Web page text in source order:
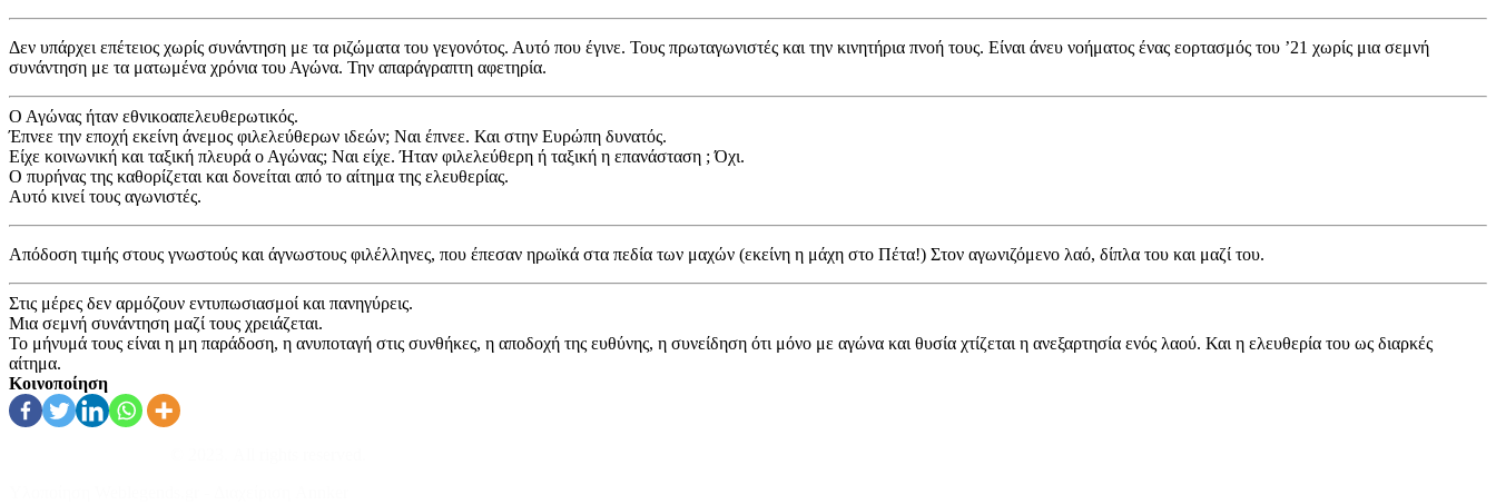
Δεν υπάρχει επέτειος χωρίς συνάντηση με τα ριζώματα του γεγονότος. Αυτό που έγινε. Τους πρωταγωνιστές και την κινητήρια πνοή τους. Είναι άνευ νοήματος ένας εορτασμός του ’21 χωρίς μια σεμνή
συνάντηση με τα ματωμένα χρόνια του Αγώνα. Την απαράγραπτη αφετηρία.
Ο Αγώνας ήταν εθνικοαπελευθερωτικός.
Έπνεε την εποχή εκείνη άνεμος φιλελεύθερων ιδεών; Ναι έπνεε. Και στην Ευρώπη δυνατός.
Είχε κοινωνική και ταξική πλευρά ο Αγώνας; Ναι είχε. Ήταν φιλελεύθερη ή ταξική η επανάσταση ; Όχι.
Ο πυρήνας της καθορίζεται και δονείται από το αίτημα της ελευθερίας.
Αυτό κινεί τους αγωνιστές.
Απόδοση τιμής στους γνωστούς και άγνωστους φιλέλληνες, που έπεσαν ηρωϊκά στα πεδία των μαχών (εκείνη η μάχη στο Πέτα!) Στον αγωνιζόμενο λαό, δίπλα του και μαζί του.
Στις μέρες δεν αρμόζουν εντυπωσιασμοί και πανηγύρεις.
Μια σεμνή συνάντηση μαζί τους χρειάζεται.
Το μήνυμά τους είναι η μη παράδοση, η ανυποταγή στις συνθήκες, η αποδοχή της ευθύνης, η συνείδηση ότι μόνο με αγώνα και θυσία χτίζεται η ανεξαρτησία ενός λαού. Και η ελευθερία του ως διαρκές
αίτημα.
Κοινοποίηση